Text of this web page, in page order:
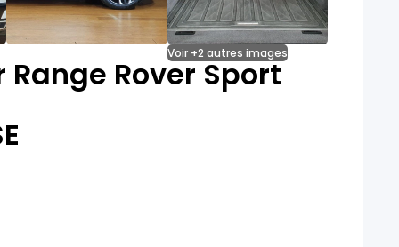
Voir +2 autres images
Range Rover Sport